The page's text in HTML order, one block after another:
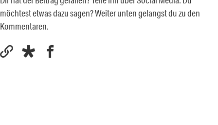
möchtest etwas dazu sagen? Weiter unten gelangst du zu den
Kommentaren.